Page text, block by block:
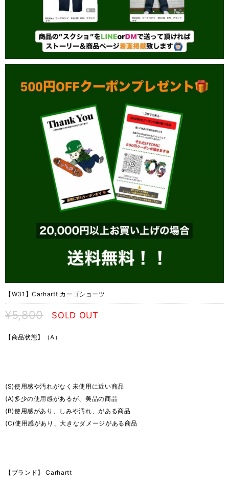
【W31】Carhartt カーゴショーツ
¥5,800 SOLD OUT
【商品状態】（A）
(S)使用感や汚れがなく未使用に近い商品
(A)多少の使用感があるが、美品の商品
(B)使用感があり、しみや汚れ、がある商品
(C)使用感があり、大きなダメージがある商品
【ブランド】 Carhartt